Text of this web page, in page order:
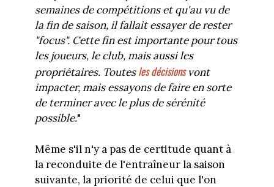
semaines de compétitions et qu'au vu de
la fin de saison, il fallait essayer de rester
"focus". Cette fin est importante pour tous
les joueurs, le club, mais aussi les
propriétaires. Toutesles décisionsvont
impacter, mais essayons de faire en sorte
de terminer avec le plus de sérénité
possible."
Même s'il n'y a pas de certitude quant à
la reconduite de l'entraîneur la saison
suivante, la priorité de celui que l'on